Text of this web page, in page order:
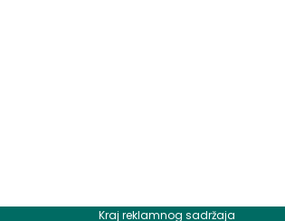
Kraj reklamnog sadržaja